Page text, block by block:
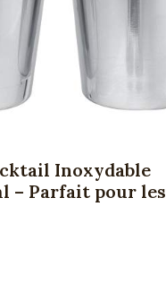
Inoxydable
– Parfait pour les